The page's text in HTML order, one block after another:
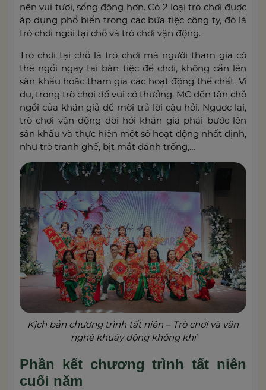
nên vui tươi, sống động hơn. Có 2 loại trò chơi được
áp dụng phổ biến trong các bữa tiệc công ty, đó là
trò chơi ngồi tại chỗ và trò chơi vận động.
Trò chơi tại chỗ là trò chơi mà người tham gia có
thể ngồi ngay tại bàn tiệc để chơi, không cần lên
sân khấu hoặc tham gia các hoạt động thể chất. Ví
dụ, trong trò chơi đố vui có thưởng, MC đến tận chỗ
ngồi của khán giả để mời trả lời câu hỏi. Ngược lại,
trò chơi vận động đòi hỏi khán giả phải bước lên
sân khấu và thực hiện một số hoạt động nhất định,
như trò tranh ghế, bịt mắt đánh trống,…
Kịch bản chương trình tất niên – Trò chơi và văn
nghệ khuấy động không khí
Phần kết chương trình tất niên
cuối năm